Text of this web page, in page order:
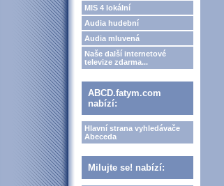
MIS 4 lokální
Audia hudební
Audia mluvená
Naše další internetové
televize zdarma...
ABCD.fatym.com
nabízí:
Hlavní strana vyhledávače
Abeceda
Milujte se! nabízí: